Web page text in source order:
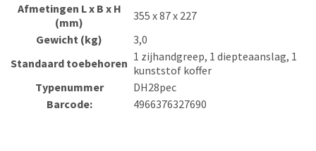
Afmetingen L x B x H
(mm)
355 x 87 x 227
Gewicht (kg)
3,0
Standaard toebehoren 1 zijhandgreep, 1 diepteaanslag, 1
kunststof koffer
Typenummer
DH28pec
Barcode:
4966376327690